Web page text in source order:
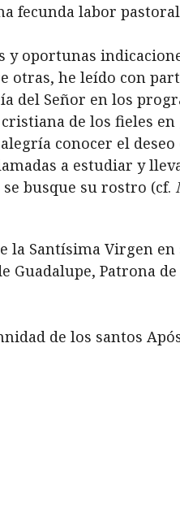
fecunda labor
y oportunas
otras, he leído con
del Señor en los
de los fieles
conocer el
a estudiar y
busque su rostro (cf.
la Santísima Virgen en
Guadalupe, Patrona
de los santos